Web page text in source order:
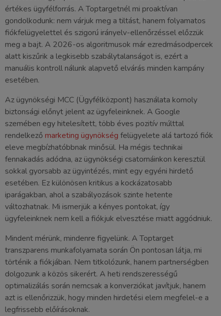
értékes ügyfélforrás. A Toptargetnél mi proaktívan
gondolkodunk: nem várjuk meg a tiltást, hanem folyamatos
fiókfelügyelettel és szigorú irányelv-ellenőrzéssel előzzük
meg a bajt. A 2026-os algoritmusok már ezredmásodpercek
alatt kiszűrik a legkisebb szabálytalanságot is, ezért a
manuális kontroll nálunk alapvető elvárás minden kampány
esetében.
Az ügynökségi MCC (Ügyfélközpont) használata komoly
biztonsági előnyt jelent az ügyfeleinknek. A Google
szemében egy hitelesített, több éves pozitív múlttal
rendelkező marketing ügynökség felügyelete alá tartozó fiók
eleve megbízhatóbbnak minősül. Ha mégis technikai
fennakadás adódna, az ügynökségi csatornáinkon keresztül
sokkal gyorsabb az ügyintézés, mint egy egyéni hirdető
esetében. Ez különösen kritikus a kockázatosabb
iparágakban, ahol a szabályozások szinte hetente
változhatnak. Mi ismerjük a kényes pontokat, így
ügyfeleinknek nem kell a fiókjuk elvesztése miatt aggódniuk.
Mindent mérünk, mindenre figyelünk. A Toptarget
transzparens munkafolyamata során Ön pontosan látja, mi
történik a fiókjában. Nem titkolózunk, hanem partnerségben
dolgozunk a közös sikerért. A heti rendszerességű
optimalizálás során nemcsak a konverziókat javítjuk, hanem
azt is ellenőrizzük, hogy minden hirdetési elem megfelel-e a
legfrissebb előírásoknak.